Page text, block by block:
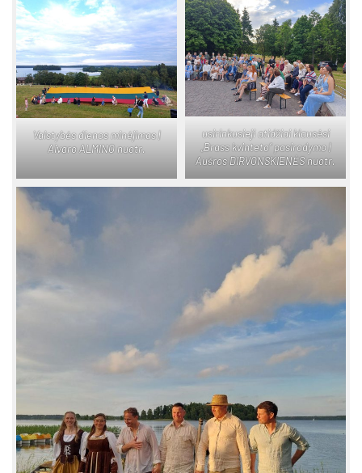
Vals­ty­bės die­nos mi­nė­ji­mas |
Ai­va­ro AL­MI­NO nuo­tr.
u­si­rin­ku­sie­ji ati­džiai klau­sė­si
„Brass kvin­te­to“ pa­si­ro­dy­mo |
Auš­ros DIR­VONS­KIE­NĖS nuo­tr.